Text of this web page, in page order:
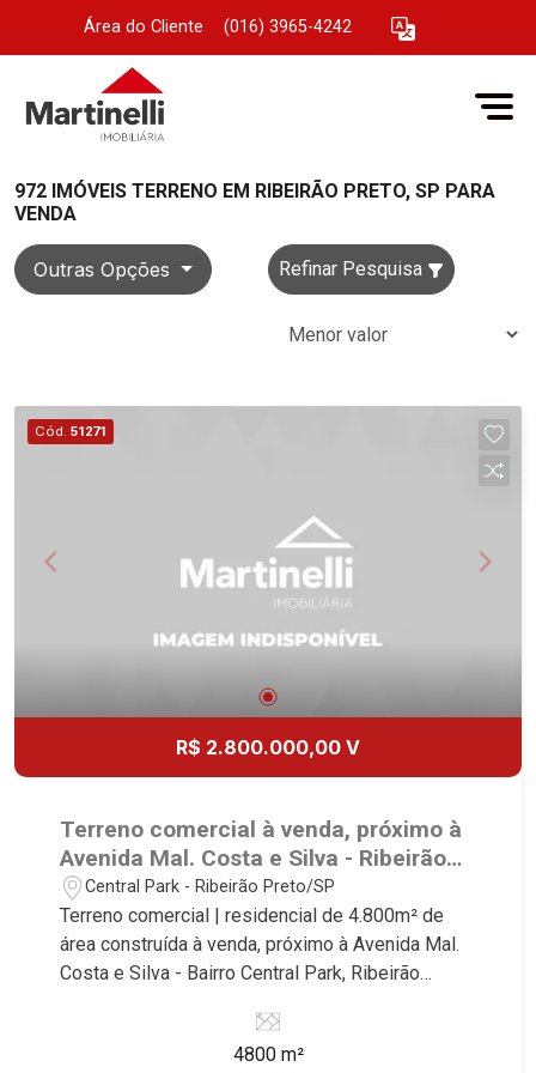
Área do Cliente (016) 3965-4242
972 IMÓVEIS TERRENO EM RIBEIRÃO PRETO, SP PARA
VENDA
Outras Opções Refinar Pesquisa
Cód. 51271
R$ 2.800.000,00 V
Terreno comercial à venda, próximo à
Avenida Mal. Costa e Silva - Ribeirão
Preto/SP.
Central Park - Ribeirão Preto/SP
Terreno comercial | residencial de 4.800m² de
área construída à venda, próximo à Avenida Mal.
Costa e Silva - Bairro Central Park, Ribeirão
imóvel que a Martinelli Imobiliária selecionou
4800 m²